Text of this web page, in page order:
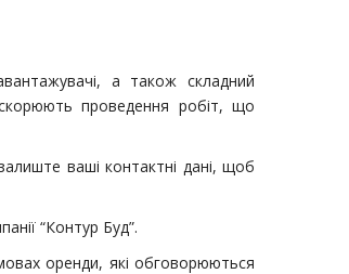
а також складний
проведення робіт, що
ваші контактні дані, щоб
“Контур Буд”.
оренди, які обговорюються